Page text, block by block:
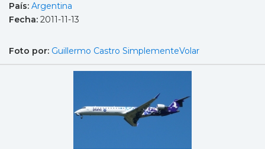
País: Argentina
Fecha: 2011-11-13
Foto por: Guillermo Castro SimplementeVolar